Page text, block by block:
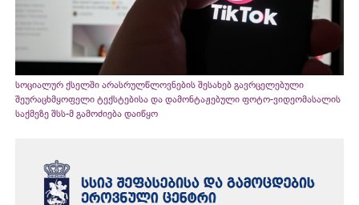
სოციალურ ქსელში არასრულწლოვნების შესახებ გავრცელებული
შეურაცხმყოფელი ტექსტებისა და დამონტაჟებული ფოტო-ვიდეომასალის
საქმეზე შსს-მ გამოძიება დაიწყო